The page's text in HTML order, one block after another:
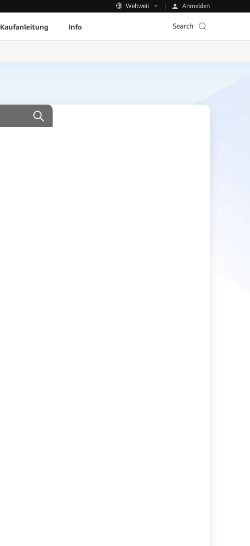
Weltweit Anmelden
Kaufanleitung Info Search